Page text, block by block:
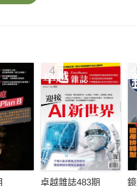
，且於去年在網路上播出他追
多樣化美食，卻屢屢遭到考
肉精到禽流感，一時之間人人
扣。
4
卓越雜誌483期